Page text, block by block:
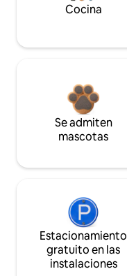
Cocina
Se admiten
mascotas
Estacionamiento
gratuito en las
instalaciones